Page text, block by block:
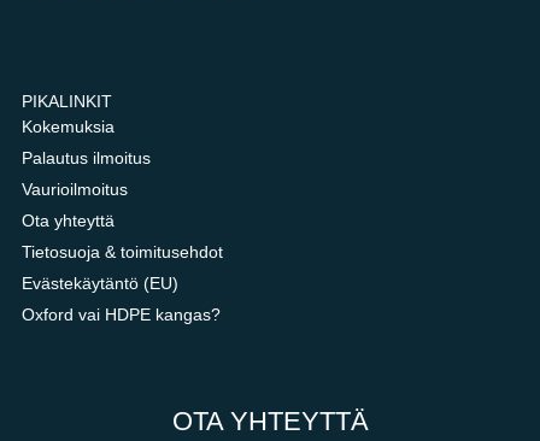
PIKALINKIT
Kokemuksia
Palautus ilmoitus
Vaurioilmoitus
Ota yhteyttä
Tietosuoja & toimitusehdot
Evästekäytäntö (EU)
Oxford vai HDPE kangas?
OTA YHTEYTTÄ